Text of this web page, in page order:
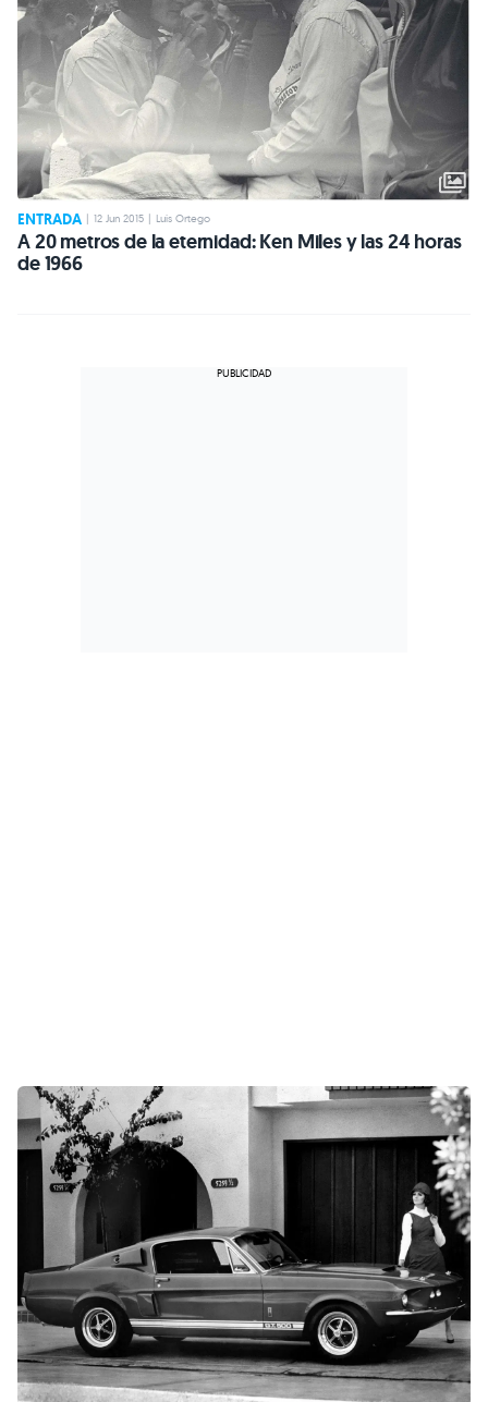
ENTRADA 12 Jun 2015 Luis Ortego
A 20 metros de la eternidad: Ken Miles y las 24 horas
de 1966